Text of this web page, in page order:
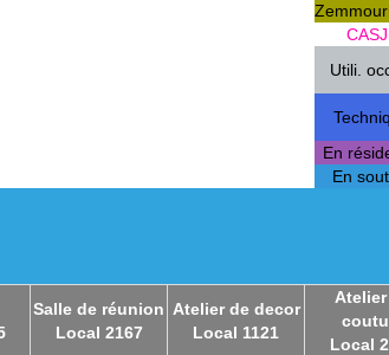
Utili.
En
En
Salle de réunion
Local 2167
Atelier de decor
Local 1121
Local